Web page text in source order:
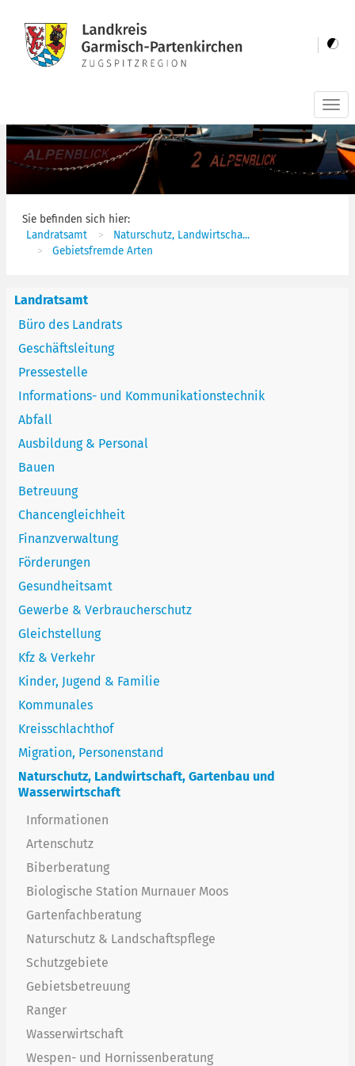
Sie befinden sich hier:
Landratsamt
Naturschutz, Landwirtscha...
Gebietsfremde Arten
Landratsamt
Büro des Landrats
Geschäftsleitung
Pressestelle
Informations- und Kommunikationstechnik
Abfall
Ausbildung & Personal
Bauen
Betreuung
Chancengleichheit
Finanzverwaltung
Förderungen
Gesundheitsamt
Gewerbe & Verbraucherschutz
Gleichstellung
Kfz & Verkehr
Kinder, Jugend & Familie
Kommunales
Kreisschlachthof
Migration, Personenstand
Naturschutz, Landwirtschaft, Gartenbau und
Wasserwirtschaft
Informationen
Artenschutz
Biberberatung
Biologische Station Murnauer Moos
Gartenfachberatung
Naturschutz & Landschaftspflege
Schutzgebiete
Gebietsbetreuung
Ranger
Wasserwirtschaft
Wespen- und Hornissenberatung